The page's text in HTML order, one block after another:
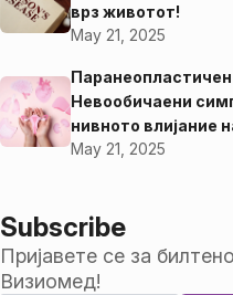
врз животот!
May 21, 2025
Невообичаени
нивното влијание
May 21, 2025
Subscribe
Пријавете се за
Визиомед!